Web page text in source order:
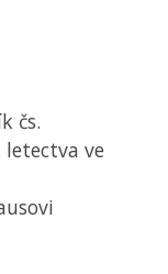
čs.
letectva ve